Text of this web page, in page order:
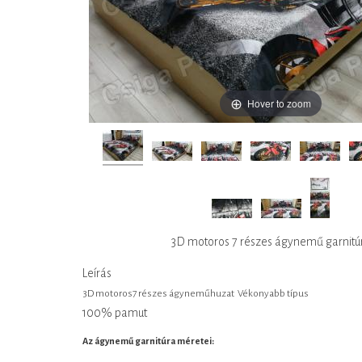
Hover to zoom
3D motoros 7 részes ágynemű
Leírás
3D motoros7 részes ágyneműhuzat Vékonyabb típus
100% pamut
Az ágynemű garnitúra méretei: